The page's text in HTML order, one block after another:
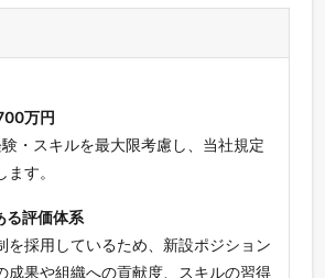
万円
・スキルを最大限考慮し、当社規定
す。
る評価体系
を採用しているため、新設ポジション
成果や組織への貢献度、スキルの習得